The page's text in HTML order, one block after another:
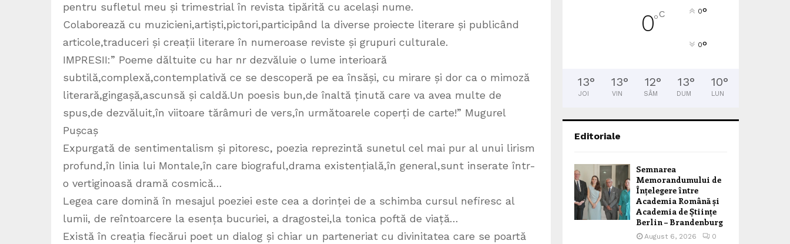
pentru sufletul meu și trimestrial în revista tipărită cu același nume.
Colaborează cu muzicieni,artiști,pictori,participând la diverse proiecte literare și publicând
articole,traduceri și creații literare în numeroase reviste și grupuri culturale.
IMPRESII:” Poeme dăltuite cu har nr dezvăluie o lume interioară
subtilă,complexă,contemplativă ce se descoperă pe ea însăși, cu mirare și dor ca o mimoză
literară,gingașă,ascunsă și caldă.Un poesis bun,de înaltă ținută care va avea multe de
spus,de dezvăluit,în viitoare tărâmuri de vers,în următoarele coperți de carte!” Mugurel
Pușcaș
Expurgată de sentimentalism și pitoresc, poezia reprezintă sunetul cel mai pur al unui lirism
profund,în linia lui Montale,în care biograful,drama existențială,în general,sunt inserate într-
o vertiginoasă dramă cosmică…
Legea care domină în mesajul poeziei este cea a dorinței de a schimba cursul nefiresc al
lumii, de reîntoarcere la esența bucuriei, a dragostei,la tonica poftă de viață…
Există în creația fiecărui poet un dialog și chiar un parteneriat cu divinitatea care se poartă
0°C 0°
0°
13°
JOI
13°
VIN
12°
SÂM
13°
DUM
10°
LUN
Editoriale
Semnarea
Memorandumului de
Înțelegere între
Academia Română și
Academia de Științe
Berlin – Brandenburg
August 6, 2026 0